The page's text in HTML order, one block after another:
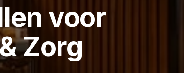
voor
Zorg